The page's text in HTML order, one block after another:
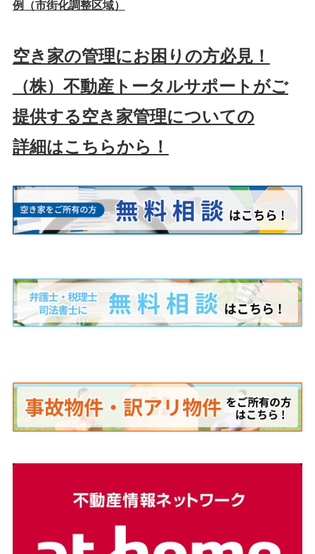
例（市街化調整区域）
空き家の管理にお困りの方必見！
（株）不動産トータルサポートがご
提供する空き家管理についての
詳細はこちらから！